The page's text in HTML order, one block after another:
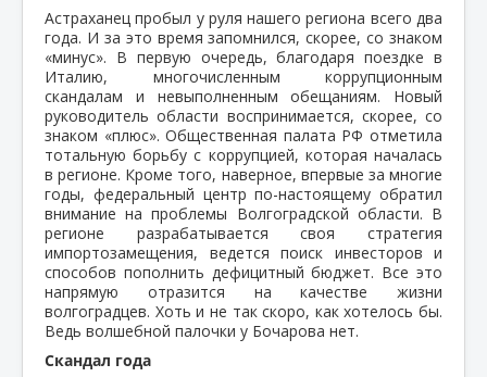
Астраханец пробыл у руля нашего региона всего два
года. И за это время запомнился, скорее, со знаком
«минус». В первую очередь, благодаря поездке в
Италию, многочисленным коррупционным
скандалам и невыполненным обещаниям. Новый
руководитель области воспринимается, скорее, со
знаком «плюс». Общественная палата РФ отметила
тотальную борьбу с коррупцией, которая началась
в регионе. Кроме того, наверное, впервые за многие
годы, федеральный центр по-настоящему обратил
внимание на проблемы Волгоградской области. В
регионе разрабатывается своя стратегия
импортозамещения, ведется поиск инвесторов и
способов пополнить дефицитный бюджет. Все это
напрямую отразится на качестве жизни
волгоградцев. Хоть и не так скоро, как хотелось бы.
Ведь волшебной палочки у Бочарова нет.
Скандал года